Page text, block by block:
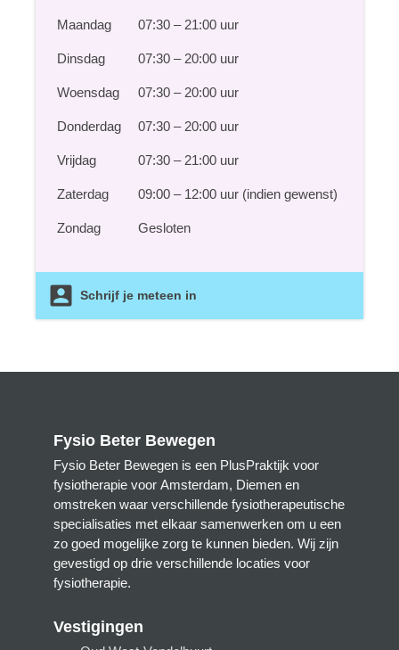
Maandag 07:30 – 21:00 uur
Dinsdag 07:30 – 20:00 uur
Woensdag 07:30 – 20:00 uur
Donderdag 07:30 – 20:00 uur
Vrijdag 07:30 – 21:00 uur
Zaterdag 09:00 – 12:00 uur (indien gewenst)
Zondag Gesloten
Schrijf je meteen in
Fysio Beter Bewegen
Fysio Beter Bewegen is een PlusPraktijk voor
fysiotherapie voor Amsterdam, Diemen en
omstreken waar verschillende fysiotherapeutische
specialisaties met elkaar samenwerken om u een
zo goed mogelijke zorg te kunnen bieden. Wij zijn
gevestigd op drie verschillende locaties voor
fysiotherapie.
Vestigingen